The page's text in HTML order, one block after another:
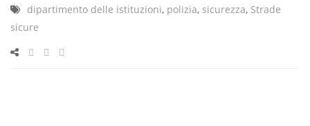
dipartimento delle istituzioni, polizia, sicurezza, Strade
sicure